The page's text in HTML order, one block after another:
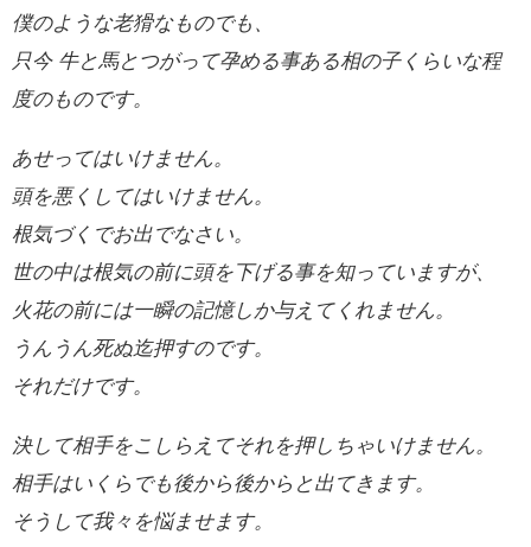
僕のような老猾なものでも、
只今 牛と馬とつがって孕める事ある相の子くらいな程
度のものです。
あせってはいけません。
頭を悪くしてはいけません。
根気づくでお出でなさい。
世の中は根気の前に頭を下げる事を知っていますが、
火花の前には一瞬の記憶しか与えてくれません。
うんうん死ぬ迄押すのです。
それだけです。
決して相手をこしらえてそれを押しちゃいけません。
相手はいくらでも後から後からと出てきます。
そうして我々を悩ませます。